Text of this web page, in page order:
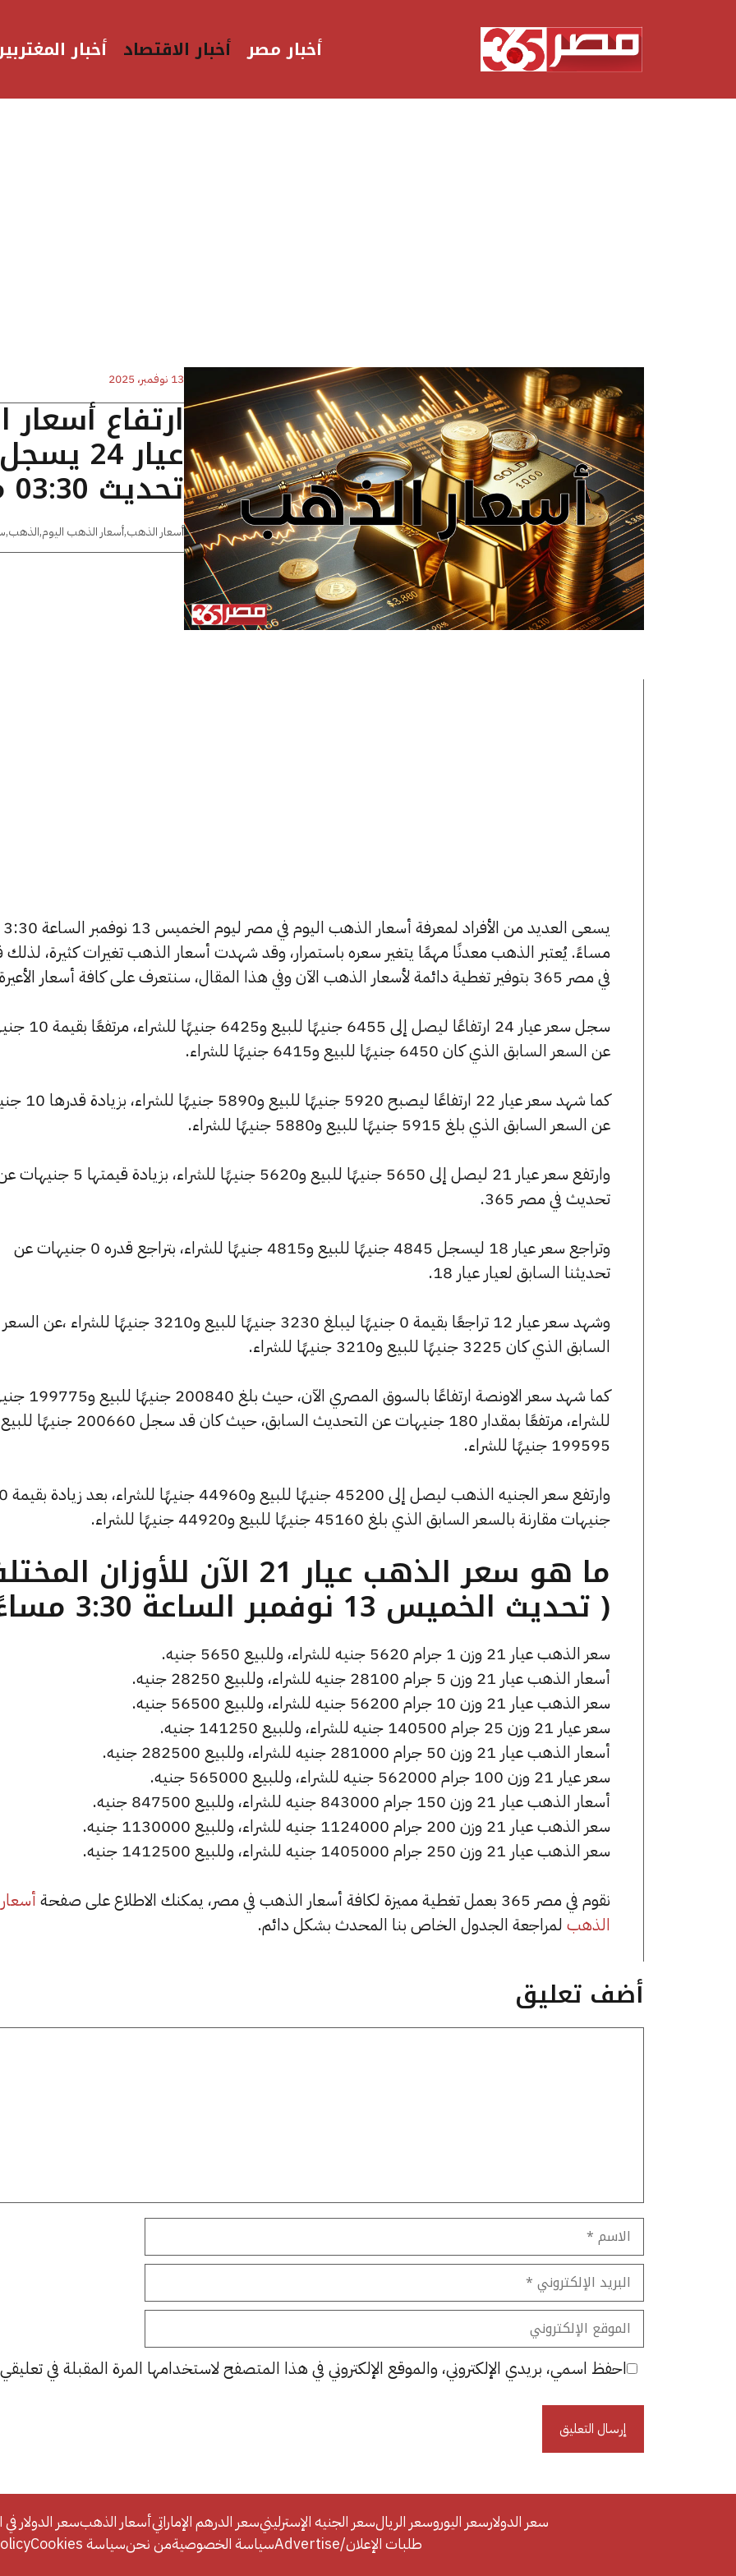
أخبار مصر أخبار الاقتصاد أخبار
13 نوفمبر، 2025
ارتفاع
تحديث 03:30 مساءًا
أسعار الذهب,أسعار الذهب اليوم,الذهب,
يسعى العديد من الأفراد لمعرفة أسعار الذهب اليوم في مصر ليوم الخميس 13 نوفمبر الساعة 3:30
مساءً. يُعتبر الذهب معدنًا مهمًا يتغير سعره باستمرار، وقد شهدت أسعار الذهب تغيرات كثيرة، لذلك
في مصر 365 بتوفير تغطية دائمة لأسعار الذهب الآن وفي هذا المقال، سنتعرف على كافة أسعار الأعيرة.
سجل سعر عيار 24 ارتفاعًا ليصل إلى 6455
عن السعر السابق الذي كان 6450 جنيهًا للبيع و6415 جنيهًا للشراء.
كما شهد سعر عيار 22 ارتفاعًا
عن السعر السابق الذي بلغ 5915 جنيهًا للبيع و5880 جنيهًا للشراء.
وارتفع سعر عيار 21 ليصل إلى 5650 جنيهًا للبيع و5620 جنيهًا
تحديث في مصر 365.
وتراجع سعر عيار 18 ليسجل 4845 جنيهًا للبيع و4815 جنيهًا للشراء، بتراجع قدره 0 جنيهات عن
تحديثنا السابق لعيار عيار 18.
وشهد سعر عيار 12 تراجعًا بقيمة 0 جنيهًا ليبلغ 3230 جنيهًا للبيع و3210 جنيهًا للشراء ،عن السعر
السابق الذي كان 3225 جنيهًا للبيع و3210 جنيهًا للشراء.
كما شهد سعر الاونصة ارتفاعًا بالسوق المصري الآن، حيث
للشراء، مرتفعًا بمقدار 180 جنيهات عن التحديث السابق، حيث كان قد سجل
199595 جنيهًا للشراء.
وارتفع سعر الجنيه
جنيهات مقارنة بالسعر السابق الذي بلغ 45160 جنيهًا للبيع و44920 جنيهًا للشراء.
ما هو سعر الذهب عيار 21 الآن للأوزان
( تحديث الخميس 13 نوفمبر الساعة 3:30 مساءً )
سعر الذهب عيار 21 وزن 1 جرام 5620 جنيه للشراء، وللبيع 5650 جنيه.
أسعار الذهب عيار 21 وزن 5 جرام 28100 جنيه للشراء، وللبيع 28250 جنيه.
سعر الذهب عيار 21 وزن 10 جرام 56200 جنيه للشراء، وللبيع 56500 جنيه.
سعر عيار 21 وزن 25 جرام 140500 جنيه للشراء، وللبيع 141250 جنيه.
أسعار الذهب عيار 21 وزن 50 جرام 281000 جنيه للشراء، وللبيع 282500 جنيه.
سعر عيار 21 وزن 100 جرام 562000 جنيه للشراء، وللبيع 565000 جنيه.
أسعار الذهب عيار 21 وزن 150 جرام 843000 جنيه للشراء، وللبيع 847500 جنيه.
سعر الذهب عيار 21 وزن 200 جرام 1124000 جنيه للشراء، وللبيع 1130000 جنيه.
سعر الذهب عيار 21 وزن 250 جرام 1405000 جنيه للشراء، وللبيع 1412500 جنيه.
نقوم في مصر 365 بعمل تغطية مميزة لكافة أسعار الذهب في مصر، يمكنك الاطلاع على صفحة
أسعار
الذهب لمراجعة الجدول الخاص بنا المحدث بشكل دائم.
أضف تعليق
الاسم
البريد
الإلكتروني
الموقع
الإلكتروني
احفظ اسمي، بريدي الإلكتروني، والموقع الإلكتروني في هذا المتصفح لاستخدامها المرة المقبلة في
سعر الدولارسعر اليوروسعر الريالسعر الجنيه الإسترلينيسعر الدرهم الإماراتيأسعار الذهبسعر الدولار في
طلبات الإعلان/Advertise
سياسة الخصوصيةمن نحنسياسة Cookies